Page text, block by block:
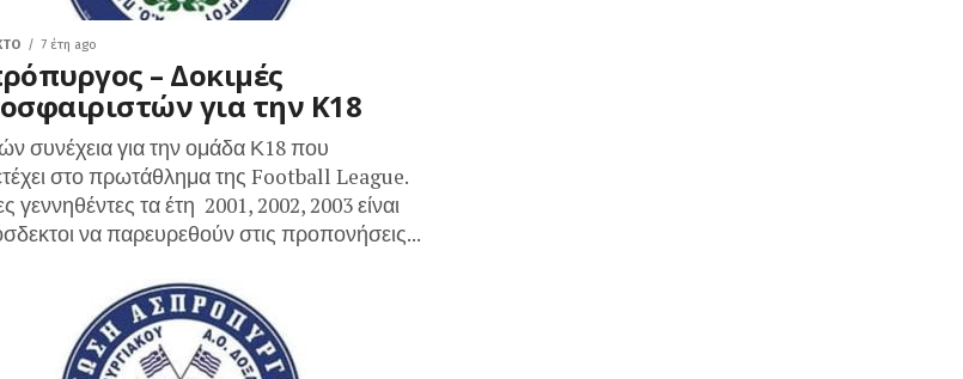
7 έτη ago
– Δοκιμές
για την Κ18
συνέχεια για την ομάδα Κ18 που
στο πρωτάθλημα της Football League.
γεννηθέντες τα έτη 2001, 2002, 2003 είναι
να παρευρεθούν στις προπονήσεις...